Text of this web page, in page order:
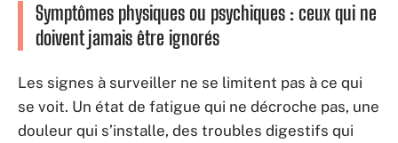
Symptômes physiques ou psychiques : ceux qui ne
doivent jamais être ignorés
Les signes à surveiller ne se limitent pas à ce qui
se voit. Un état de fatigue qui ne décroche pas, une
douleur qui s’installe, des troubles digestifs qui